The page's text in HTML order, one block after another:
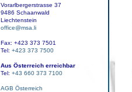
Vorarlbergerstrasse 37
9486 Schaanwald
Liechtenstein
office@msa.li
Fax: +423 373 7501
Tel: +423 373 7500
Aus Österreich erreichbar
Tel: +43 660 373 7100
AGB Österreich